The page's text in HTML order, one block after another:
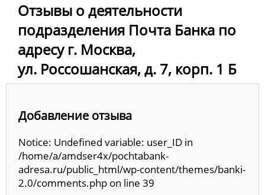
Отзывы о деятельности
подразделения Почта Банка по
адресу г. Москва,
ул. Россошанская, д. 7, корп. 1 Б
Добавление отзыва
Notice: Undefined variable: user_ID in
/home/a/amdser4x/pochtabank-
adresa.ru/public_html/wp-content/themes/banki-
2.0/comments.php on line 39